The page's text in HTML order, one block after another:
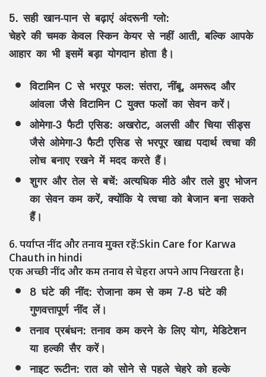
5. सही खान-पान से बढ़ाएं अंदरूनी ग्लो:
चेहरे की चमक केवल स्किन केयर से नहीं आती, बल्कि आपके
आहार का भी इसमें बड़ा योगदान होता है।
विटामिन C से भरपूर फल: संतरा, नींबू, अमरूद और
आंवला जैसे विटामिन C युक्त फलों का सेवन करें।
ओमेगा-3 फैटी एसिड: अखरोट, अलसी और चिया सीड्स
जैसे ओमेगा-3 फैटी एसिड से भरपूर खाद्य पदार्थ त्वचा की
लोच बनाए रखने में मदद करते हैं।
शुगर और तेल से बचें: अत्यधिक मीठे और तले हुए भोजन
का सेवन कम करें, क्योंकि ये त्वचा को बेजान बना सकते
हैं।
6. पर्याप्त नींद और तनाव मुक्त रहें:Skin Care for Karwa
Chauth in hindi
एक अच्छी नींद और कम तनाव से चेहरा अपने आप निखरता है।
8 घंटे की नींद: रोजाना कम से कम 7-8 घंटे की
गुणवत्तापूर्ण नींद लें।
तनाव प्रबंधन: तनाव कम करने के लिए योग, मेडिटेशन
या हल्की सैर करें।
नाइट रूटीन: रात को सोने से पहले चेहरे को हल्के